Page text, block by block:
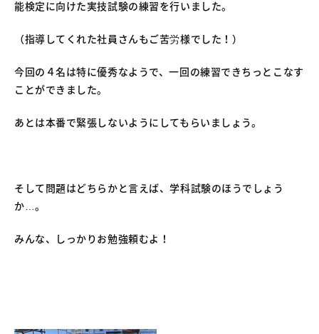
能検定に向けた実技試験の練習を行いました。
（指導してくれた社員さんもご苦労様でした！）
今回の４名は特に優秀なようで、一回の練習できちっとこなす
ことができました。
あとは本番で緊張しないようにしてもらいましょう。
そして問題はどちらかと言えば、学科試験のほうでしょう
か…。
みんな、しっかりお勉強頼むよ！